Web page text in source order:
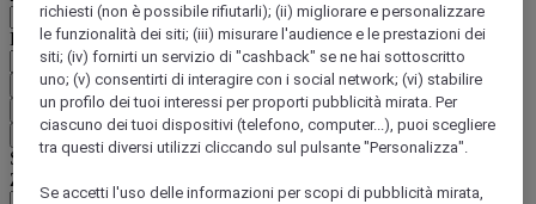
Paese/Regione - Lingua
Confermare Paese e lingua
EUR (€)
Indietro
Selezionare la valuta qui di seguito
Zona geografica
richiesti (non è possibile rifiutarli); (ii) migliorare e personalizzare
le funzionalità dei siti; (iii) misurare l'audience e le prestazioni dei
siti; (iv) fornirti un servizio di "cashback" se ne hai sottoscritto
uno; (v) consentirti di interagire con i social network; (vi) stabilire
un profilo dei tuoi interessi per proporti pubblicità mirata. Per
ciascuno dei tuoi dispositivi (telefono, computer...), puoi scegliere
tra questi diversi utilizzi cliccando sul pulsante "Personalizza".
Se accetti l'uso delle informazioni per scopi di pubblicità mirata,